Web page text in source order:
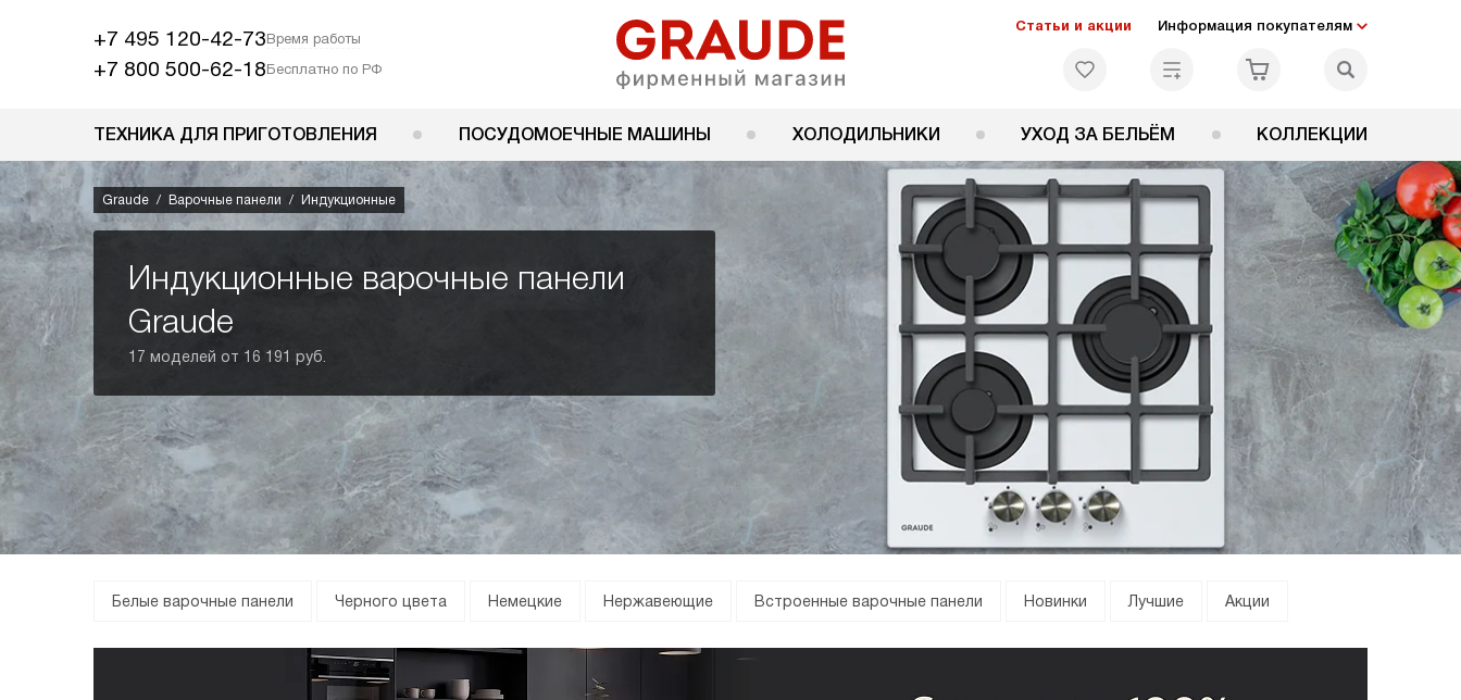
+7 495 120-42-73Время работы
+7 800 500-62-18Бесплатно по РФ
Статьи и акции Информация покупателям
ТЕХНИКА ДЛЯ ПРИГОТОВЛЕНИЯ ПОСУДОМОЕЧНЫЕ МАШИНЫ ХОЛОДИЛЬНИКИ УХОД ЗА БЕЛЬЁМ КОЛЛЕКЦИИ
Graude Варочные панели Индукционные
Индукционные варочные панели
Graude
17 моделей от 16 191 руб.
Белые варочные панели Черного цвета Немецкие Нержавеющие Встроенные варочные панели Новинки Лучшие Акции